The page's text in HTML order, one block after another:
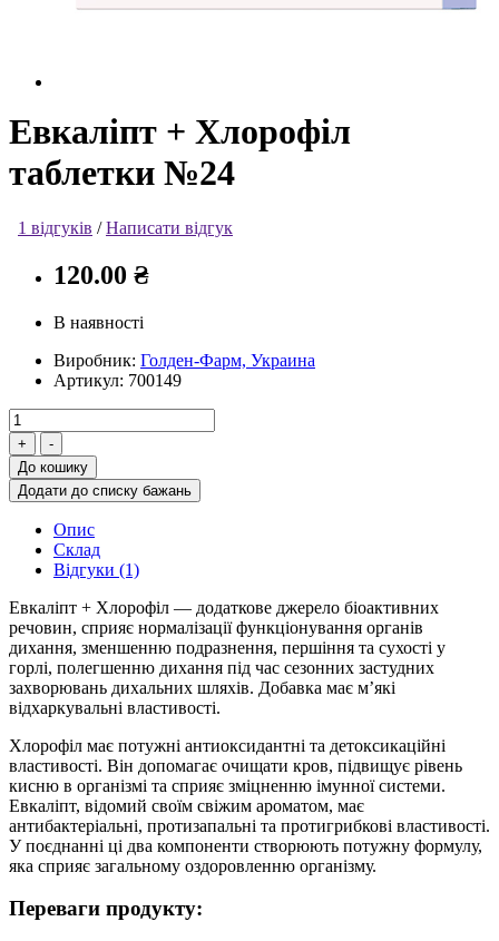
Евкаліпт + Хлорофіл
таблетки №24
1 відгуків /Написати відгук
120.00 ₴
В наявності
Виробник: Голден-Фарм, Украина
Артикул: 700149
До кошику
Додати до списку бажань
Опис
Склад
Відгуки (1)
Евкаліпт + Хлорофіл — додаткове джерело біоактивних
речовин, сприяє нормалізації функціонування органів
дихання, зменшенню подразнення, першіння та сухості у
горлі, полегшенню дихання під час сезонних застудних
захворювань дихальних шляхів. Добавка має м’які
відхаркувальні властивості.
Хлорофіл має потужні антиоксидантні та детоксикаційні
властивості. Він допомагає очищати кров, підвищує рівень
кисню в організмі та сприяє зміцненню імунної системи.
Евкаліпт, відомий своїм свіжим ароматом, має
антибактеріальні, протизапальні та протигрибкові властивості.
У поєднанні ці два компоненти створюють потужну формулу,
яка сприяє загальному оздоровленню організму.
Переваги продукту: